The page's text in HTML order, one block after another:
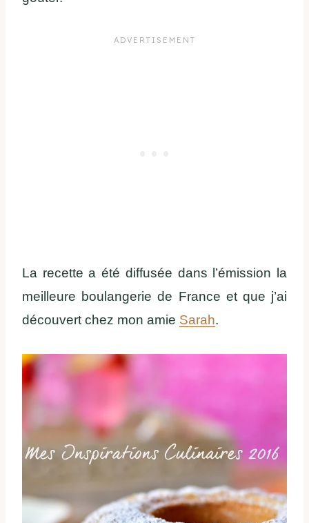
La recette a été diffusée dans l’émission la
meilleure boulangerie de France et que j’ai
découvert chez mon amie Sarah.